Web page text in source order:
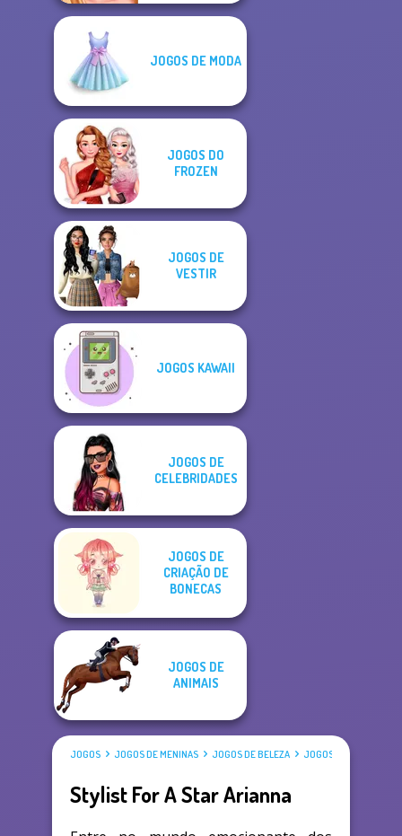
JOGOS DE MODA
JOGOS DO
FROZEN
JOGOS DE
VESTIR
JOGOS KAWAII
JOGOS DE
CELEBRIDADES
JOGOS DE
CRIAÇÃO DE
BONECAS
JOGOS DE
ANIMAIS
JOGOS JOGOS DE MENINAS JOGOS DE BELEZA JOGOS DE VESTIR
Stylist For A Star Arianna